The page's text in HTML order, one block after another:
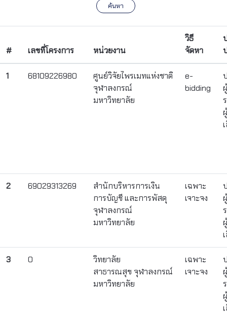
ค้นหา
# เลขที่โครงการ หน่วยงาน
วิธี
จัดหา
1 68109226980
ศูนย์วิจัยไพรเมทแห่งชาติ
จุฬาลงกรณ์
มหาวิทยาลัย
e-
bidding
2 69029313269
สำนักบริหารการเงิน
การบัญชี และการพัสดุ
จุฬาลงกรณ์
มหาวิทยาลัย
เฉพาะ
เจาะจง
3 0
วิทยาลัย
สาธารณสุข จุฬาลงกรณ์
มหาวิทยาลัย
เฉพาะ
เจาะจง